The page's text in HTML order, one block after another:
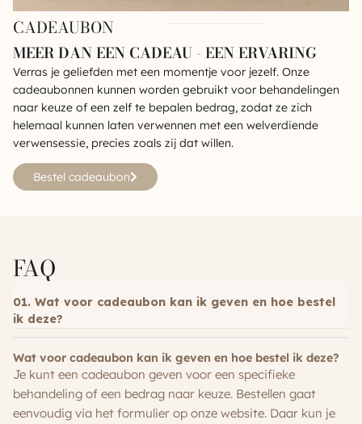
CADEAUBON
MEER DAN EEN CADEAU - EEN ERVARING
Verras je geliefden met een momentje voor jezelf. Onze
cadeaubonnen kunnen worden gebruikt voor behandelingen
naar keuze of een zelf te bepalen bedrag, zodat ze zich
helemaal kunnen laten verwennen met een welverdiende
verwensessie, precies zoals zij dat willen.
Bestel cadeaubon
FAQ
01. Wat voor cadeaubon kan ik geven en hoe bestel
ik deze?
Wat voor cadeaubon kan ik geven en hoe bestel ik deze?
Je kunt een cadeaubon geven voor een specifieke
behandeling of een bedrag naar keuze. Bestellen gaat
eenvoudig via het formulier op onze website. Daar kun je